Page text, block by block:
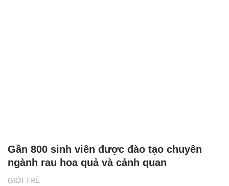
GIỚI TRẺ
Gần 800 sinh viên được đào tạo chuyên
ngành rau hoa quả và cảnh quan